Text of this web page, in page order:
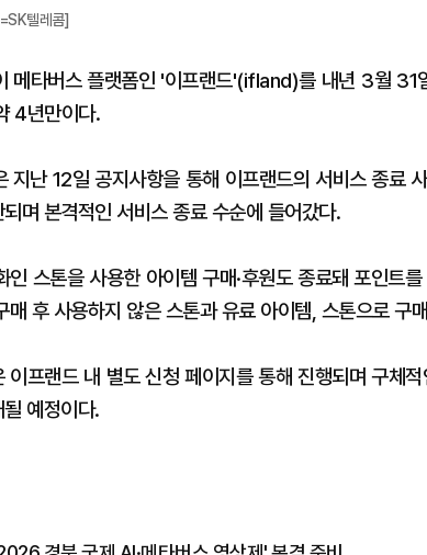
텔레콤]
메타버스 플랫폼인 '이프랜드'(ifland)를 내년 3월 31
4년만이다.
지난 12일 공지사항을 통해 이프랜드의 서비스 종료
며 본격적인 서비스 종료 수순에 들어갔다.
인 스톤을 사용한 아이템 구매·후원도 종료돼 포인트
매 후 사용하지 않은 스톤과 유료 아이템, 스톤으로 구
이프랜드 내 별도 신청 페이지를 통해 진행되며 구체
예정이다.